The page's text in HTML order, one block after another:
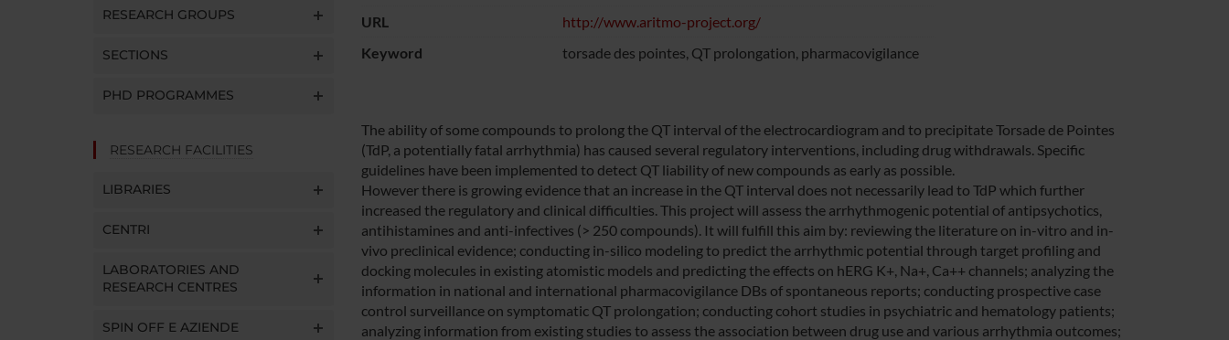
RESEARCH GROUPS
SECTIONS
PHD PROGRAMMES
RESEARCH FACILITIES
LIBRARIES
CENTRI
LABORATORIES AND
RESEARCH CENTRES
SPIN OFF E AZIENDE
URL
http://www.aritmo-project.org/
Keyword
torsade des pointes, QT prolongation, pharmacovigilance
The ability of some compounds to prolong the QT interval of the electrocardiogram and to precipitate Torsade de Pointes
(TdP, a potentially fatal arrhythmia) has caused several regulatory interventions, including drug withdrawals. Specific
guidelines have been implemented to detect QT liability of new compounds as early as possible.
However there is growing evidence that an increase in the QT interval does not necessarily lead to TdP which further
increased the regulatory and clinical difficulties. This project will assess the arrhythmogenic potential of antipsychotics,
antihistamines and anti-infectives (> 250 compounds). It will fulfill this aim by: reviewing the literature on in-vitro and in-
vivo preclinical evidence; conducting in-silico modeling to predict the arrhythmic potential through target profiling and
docking molecules in existing atomistic models and predicting the effects on hERG K+, Na+, Ca++ channels; analyzing the
information in national and international pharmacovigilance DBs of spontaneous reports; conducting prospective case
control surveillance on symptomatic QT prolongation; conducting cohort studies in psychiatric and hematology patients;
analyzing information from existing studies to assess the association between drug use and various arrhythmia outcomes;